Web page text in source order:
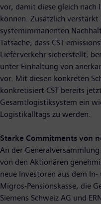
vor, damit diese gleich nach
können. Zusätzlich verstärkt
systemimmanenten
Tatsache, dass CST
Lieferverkehr sicherstellt,
unter Einhaltung von
vor. Mit diesen konkreten
konkretisiert CST bereits
Gesamtlogistiksystem ein
Logistikalltags zu werden.
Starke Commitments von
An der
von den Aktionären
neue Investoren aus dem
Migros-Pensionskasse, die
Siemens Schweiz AG und